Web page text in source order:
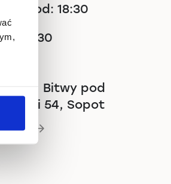
od: 18:30
19:30
Bitwy pod
54, Sopot